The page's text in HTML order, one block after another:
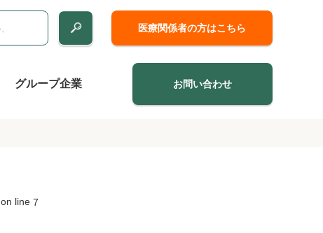
医療関係者の方はこちら
グループ企業 お問い合わせ
on line 7